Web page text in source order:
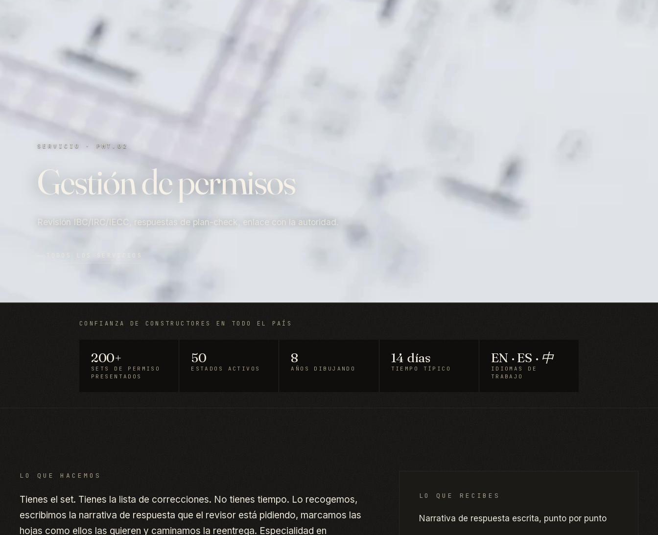
SERVICIO · PMT.02
Gestión de permisos
Revisión IBC/IRC/IECC, respuestas de plan-check, enlace con la autoridad.
TODOS LOS SERVICIOS
CONFIANZA DE CONSTRUCTORES EN TODO EL PAÍS
200+
SETS DE PERMISO
PRESENTADOS
50
ESTADOS ACTIVOS
8
AÑOS DIBUJANDO
14 días
TIEMPO TÍPICO
EN · ES · 中
IDIOMAS DE
TRABAJO
LO QUE HACEMOS
Tienes el set. Tienes la lista de correcciones. No tienes tiempo. Lo recogemos,
escribimos la narrativa de respuesta que el revisor está pidiendo, marcamos las
hojas como ellos las quieren y caminamos la reentrega. Especialidad en
LO QUE RECIBES
Narrativa de respuesta escrita, punto por punto